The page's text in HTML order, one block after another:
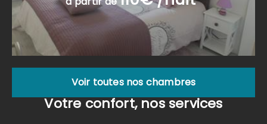
Voir toutes nos chambres
Votre confort, nos services